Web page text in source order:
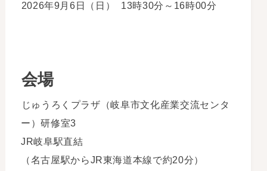
2026年9月6日（日） 13時30分～16時00分
会場
じゅうろくプラザ（岐阜市文化産業交流センタ
ー）研修室3
JR岐阜駅直結
（名古屋駅からJR東海道本線で約20分）